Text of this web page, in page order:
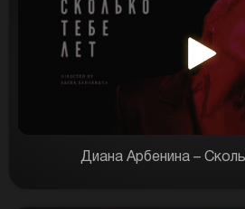
Диана Арбенина –